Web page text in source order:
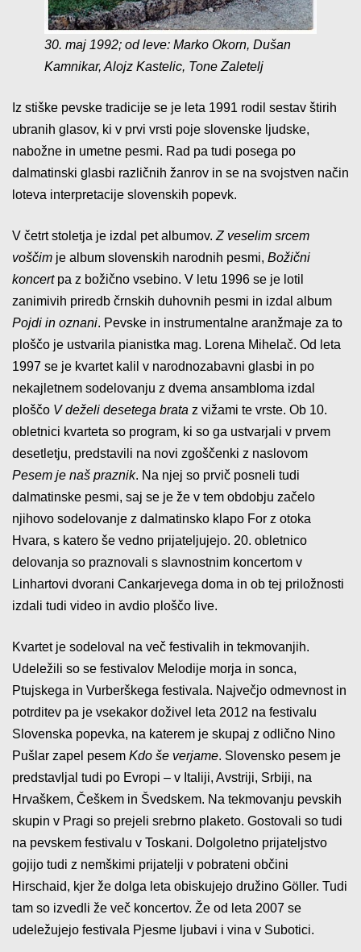
30. maj 1992; od leve: Marko Okorn, Dušan
Kamnikar, Alojz Kastelic, Tone Zaletelj
Iz stiške pevske tradicije se je leta 1991 rodil sestav štirih
ubranih glasov, ki v prvi vrsti poje slovenske ljudske,
nabožne in umetne pesmi. Rad pa tudi posega po
dalmatinski glasbi različnih žanrov in se na svojstven način
loteva interpretacije slovenskih popevk.
V četrt stoletja je izdal pet albumov. Z veselim srcem
voščim je album slovenskih narodnih pesmi, Božični
koncertpa z božično vsebino. V letu 1996 se je lotil
zanimivih priredb črnskih duhovnih pesmi in izdal album
Pojdi in oznani. Pevske in instrumentalne aranžmaje za to
ploščo je ustvarila pianistka mag. Lorena Mihelač. Od leta
1997 se je kvartet kalil v narodnozabavni glasbi in po
nekajletnem sodelovanju z dvema ansambloma izdal
ploščo V deželi desetega brata z vižami te vrste. Ob 10.
obletnici kvarteta so program, ki so ga ustvarjali v prvem
desetletju, predstavili na novi zgoščenki z naslovom
Pesem je naš praznik. Na njej so prvič posneli tudi
dalmatinske pesmi, saj se je že v tem obdobju začelo
njihovo sodelovanje z dalmatinsko klapo For z otoka
Hvara, s katero še vedno prijateljujejo. 20. obletnico
delovanja so praznovali s slavnostnim koncertom v
Linhartovi dvorani Cankarjevega doma in ob tej priložnosti
izdali tudi video in avdio ploščo live.
Kvartet je sodeloval na več festivalih in tekmovanjih.
Udeležili so se festivalov Melodije morja in sonca,
Ptujskega in Vurberškega festivala. Največjo odmevnost in
potrditev pa je vsekakor doživel leta 2012 na festivalu
Slovenska popevka, na katerem je skupaj z odlično Nino
Pušlar zapel pesem Kdo še verjame. Slovensko pesem je
predstavljal tudi po Evropi – v Italiji, Avstriji, Srbiji, na
Hrvaškem, Češkem in Švedskem. Na tekmovanju pevskih
skupin v Pragi so prejeli srebrno plaketo. Gostovali so tudi
na pevskem festivalu v Toskani. Dolgoletno prijateljstvo
gojijo tudi z nemškimi prijatelji v pobrateni občini
Hirschaid, kjer že dolga leta obiskujejo družino Göller. Tudi
tam so izvedli že več koncertov. Že od leta 2007 se
udeležujejo festivala Pjesme ljubavi i vina v Subotici.